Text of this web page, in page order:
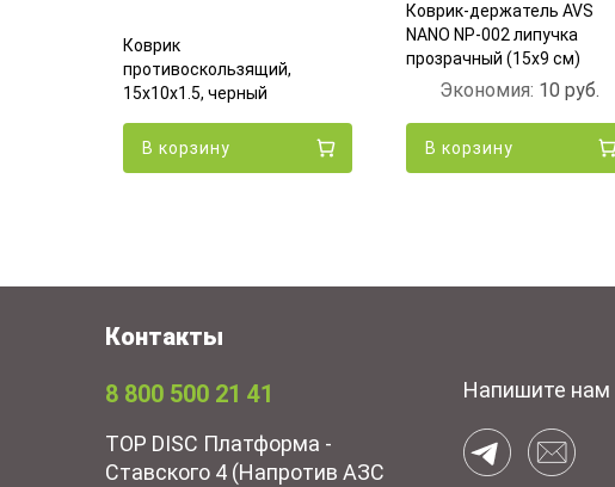
Коврик
противоскользящий,
15х10x1.5, черный
В корзину
Коврик-держатель AVS
NANO NP-002 липучка
прозрачный (15х9 см)
Экономия: 10руб.
В корзину
Контакты
8 800 500 21 41
TOP DISC Платформа -
Ставского 4 (Напротив АЗС
Напишите нам